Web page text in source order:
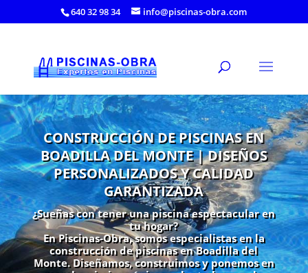
640 32 98 34 info@piscinas-obra.com
CONSTRUCCIÓN DE PISCINAS EN
BOADILLA DEL MONTE | DISEÑOS
PERSONALIZADOS Y CALIDAD
GARANTIZADA
¿Sueñas con tener una piscina espectacular en
tu hogar?
En Piscinas-Obra, somos especialistas en la
construcción de piscinas en Boadilla del
Monte. Diseñamos, construimos y ponemos en